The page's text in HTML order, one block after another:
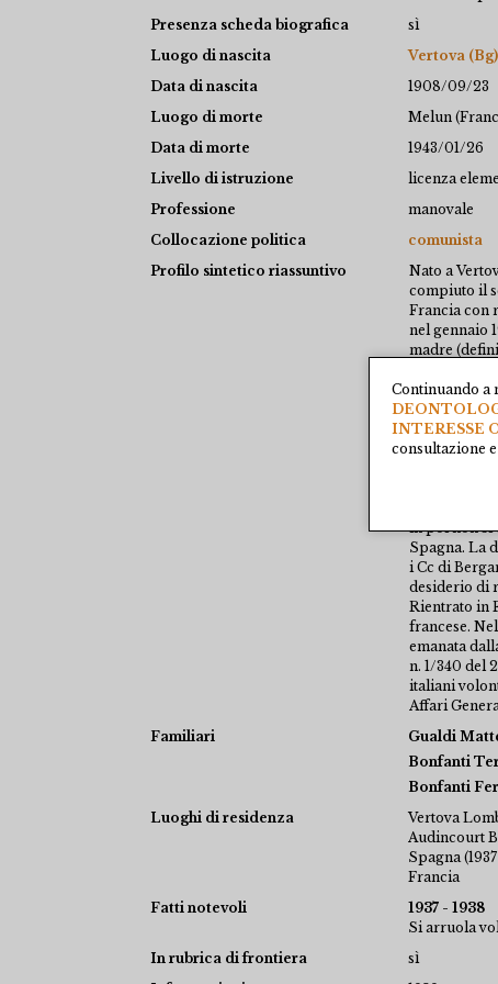
Continuando a
INTERESSE
consultazione
Presenza scheda biografica
sì
Luogo di nascita
Vertova (Bg)
Data di nascita
1908/09/23
Luogo di morte
Melun
Data di morte
1943/01/26
Livello di istruzione
licenza
Professione
manovale
Collocazione politica
comunista
Profilo sintetico riassuntivo
Nato a
compiuto il
Francia con
nel gennaio
madre
trattenerlo
Spagna,
Generale di
Volontarie,
Iscritto in
26.5.1939,
“Gualdi
sentimenti
in poi non si
Spagna. La
i Cc di
desiderio di
Rientrato in
francese.
emanata
n. 1/340 del
italiani
Affari
Familiari
Gualdi
Bonfanti
Bonfanti
Luoghi di residenza
Vertova
Audincourt
Spagna
Francia
Fatti notevoli
1937 - 1938
Si arruola
In rubrica di frontiera
sì